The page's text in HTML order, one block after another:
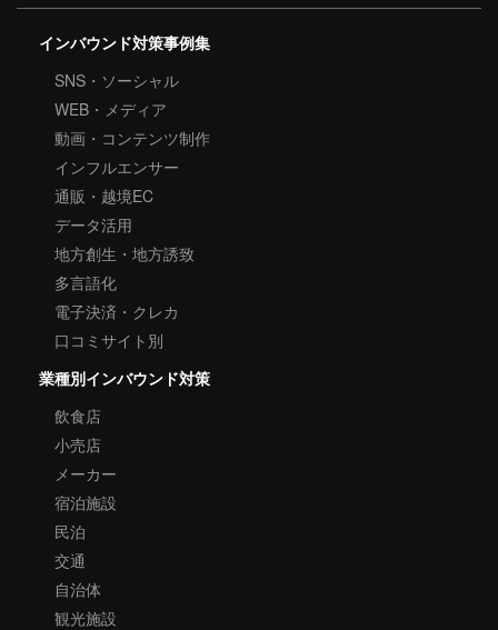
インバウンド対策事例集
SNS・ソーシャル
WEB・メディア
動画・コンテンツ制作
インフルエンサー
通販・越境EC
データ活用
地方創生・地方誘致
多言語化
電子決済・クレカ
口コミサイト別
業種別インバウンド対策
飲食店
小売店
メーカー
宿泊施設
民泊
交通
自治体
観光施設